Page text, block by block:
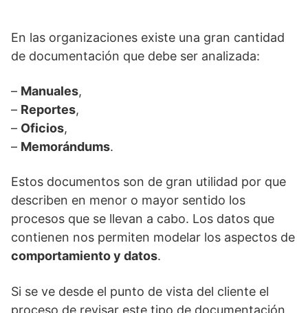
En las organizaciones existe una gran cantidad
de documentación que debe ser analizada:
– Manuales,
– Reportes,
– Oficios,
– Memorándums.
Estos documentos son de gran utilidad por que
describen en menor o mayor sentido los
procesos que se llevan a cabo. Los datos que
contienen nos permiten modelar los aspectos de
comportamiento y datos.
Si se ve desde el punto de vista del cliente el
proceso de revisar este tipo de documentación